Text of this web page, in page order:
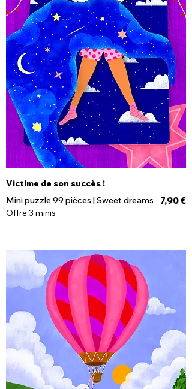
Victime de son succès !
Mini puzzle 99 pièces | Sweet dreams
Prix
7,90 €
Offre 3 minis